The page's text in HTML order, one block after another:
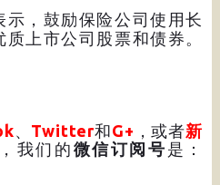
，鼓励保险公司使用长
上市公司股票和债券。
Twitter和G+ ，或者新
我们的 微信订阅号 是：